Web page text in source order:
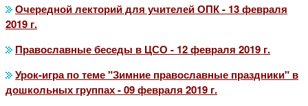
Очередной лекторий для учителей ОПК - 13 февраля
2019 г.
Православные беседы в ЦСО - 12 февраля 2019 г.
Урок-игра по теме "Зимние православные праздники" в
дошкольных группах - 09 февраля 2019 г.